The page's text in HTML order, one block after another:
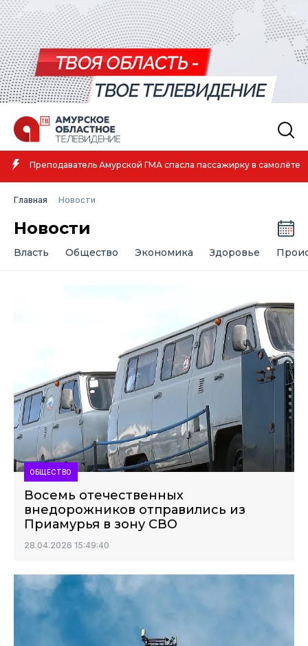
Амурская спортсменка выиграла первенство России по лёгкой
атлетике
Главная Новости
Новости
Власть Общество Экономика Здоровье
ОБЩЕСТВО
Восемь отечественных
внедорожников отправились из
Приамурья в зону СВО
28.04.2026 15:49:40